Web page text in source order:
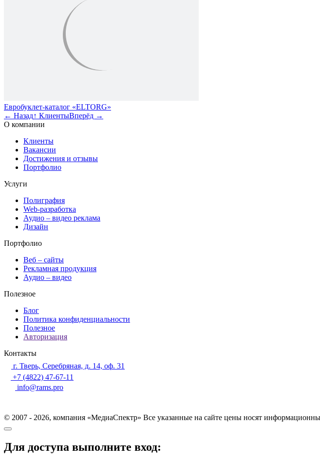
Евробуклет-каталог «ELTORG»
← Назад↑ КлиентыВперёд →
О компании
Клиенты
Вакансии
Достижения и отзывы
Портфолио
Услуги
Полиграфия
Web-разработка
Аудио – видео реклама
Дизайн
Портфолио
Веб – сайты
Рекламная продукция
Аудио – видео
Полезное
Блог
Политика конфиденциальности
Полезное
Авторизация
Контакты
г. Тверь, Серебряная, д. 14, оф. 31
+7 (4822) 47-67-11
info@rams.pro
© 2007 - 2026, компания «МедиаСпектр» Все указанные на сайте цены носят
Для доступа выполните вход: